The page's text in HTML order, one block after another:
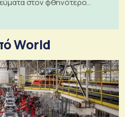
στον φθηνότερο
World